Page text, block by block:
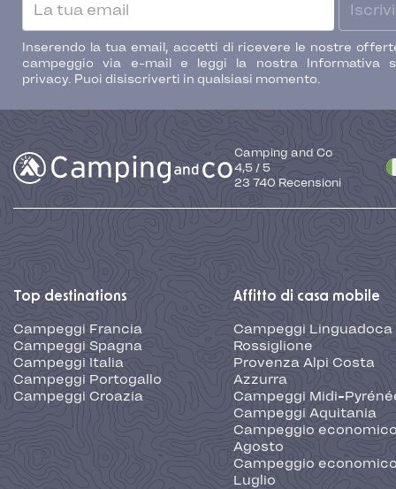
Inserendo la tua email, accetti di ricevere le nostre
campeggio via e-mail e leggi la nostra Informativa
privacy. Puoi disiscriverti in qualsiasi momento.
Camping and Co
4,5 / 5
23 740 Recensioni
Top destinations
Campeggi Francia
Campeggi Spagna
Campeggi Italia
Campeggi Portogallo
Campeggi Croazia
Affitto di casa mobile
Campeggi Linguadoca
Rossiglione
Provenza Alpi Costa
Azzurra
Campeggi Midi-
Campeggi Aquitania
Campeggio
Agosto
Campeggio
Luglio